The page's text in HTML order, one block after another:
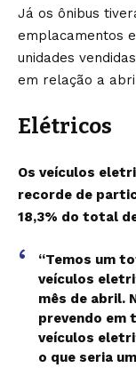
Já os ônibus
emplacamentos
unidades
em relação a
Elétricos
Os veículos
recorde de
18,3% do total
“Temos um
veículos
mês de abril.
prevendo em
veículos
o que seria